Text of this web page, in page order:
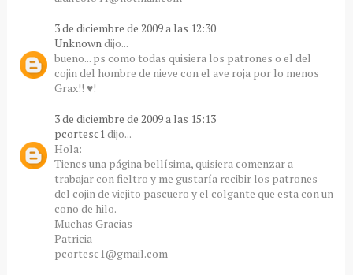
3 de diciembre de 2009 a las 12:30
Unknown dijo...
bueno... ps como todas quisiera los patrones o el del
cojin del hombre de nieve con el ave roja por lo menos
Grax!! ♥!
3 de diciembre de 2009 a las 15:13
pcortesc1 dijo...
Hola:
Tienes una página bellísima, quisiera comenzar a
trabajar con fieltro y me gustaría recibir los patrones
del cojin de viejito pascuero y el colgante que esta con un
cono de hilo.
Muchas Gracias
Patricia
pcortesc1@gmail.com